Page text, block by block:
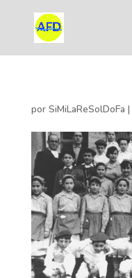
por SiMiLaReSolDoFa |